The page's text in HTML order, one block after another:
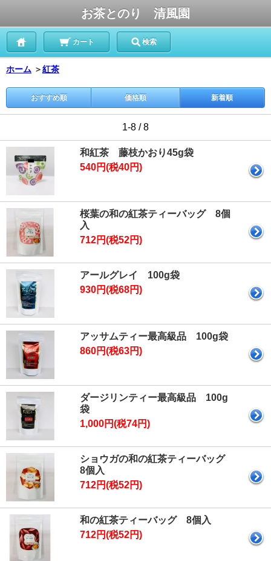
お茶とのり 清風園
カート 検索
ホーム ＞紅茶
おすすめ順 価格順 新着順
1-8 / 8
和紅茶 藤枝かおり45g袋
540円(税40円)
桜葉の和の紅茶ティーバッグ 8個
入
712円(税52円)
アールグレイ 100g袋
930円(税68円)
アッサムティー最高級品 100g袋
860円(税63円)
ダージリンティー最高級品 100g
袋
1,000円(税74円)
ショウガの和の紅茶ティーバッグ
8個入
712円(税52円)
和の紅茶ティーバッグ 8個入
712円(税52円)